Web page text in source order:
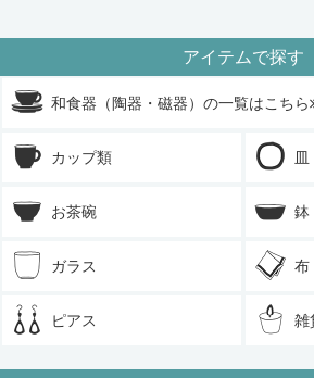
アイテムで探す
和食器（陶器・磁器）の一覧はこちら
カップ類
お茶碗 鉢
ガラス 布
ピアス 雑